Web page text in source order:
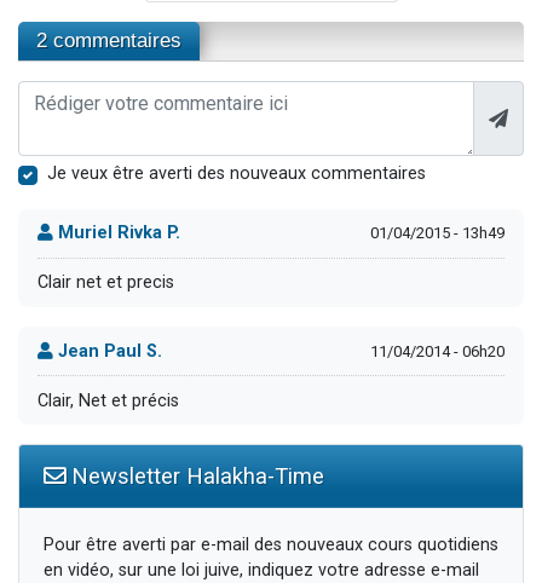
2 commentaires
Je veux être averti des nouveaux commentaires
Muriel Rivka P. 01/04/2015 - 13h49
Clair net et precis
Jean Paul S. 11/04/2014 - 06h20
Clair, Net et précis
Newsletter Halakha-Time
Pour être averti par e-mail des nouveaux cours quotidiens
en vidéo, sur une loi juive, indiquez votre adresse e-mail